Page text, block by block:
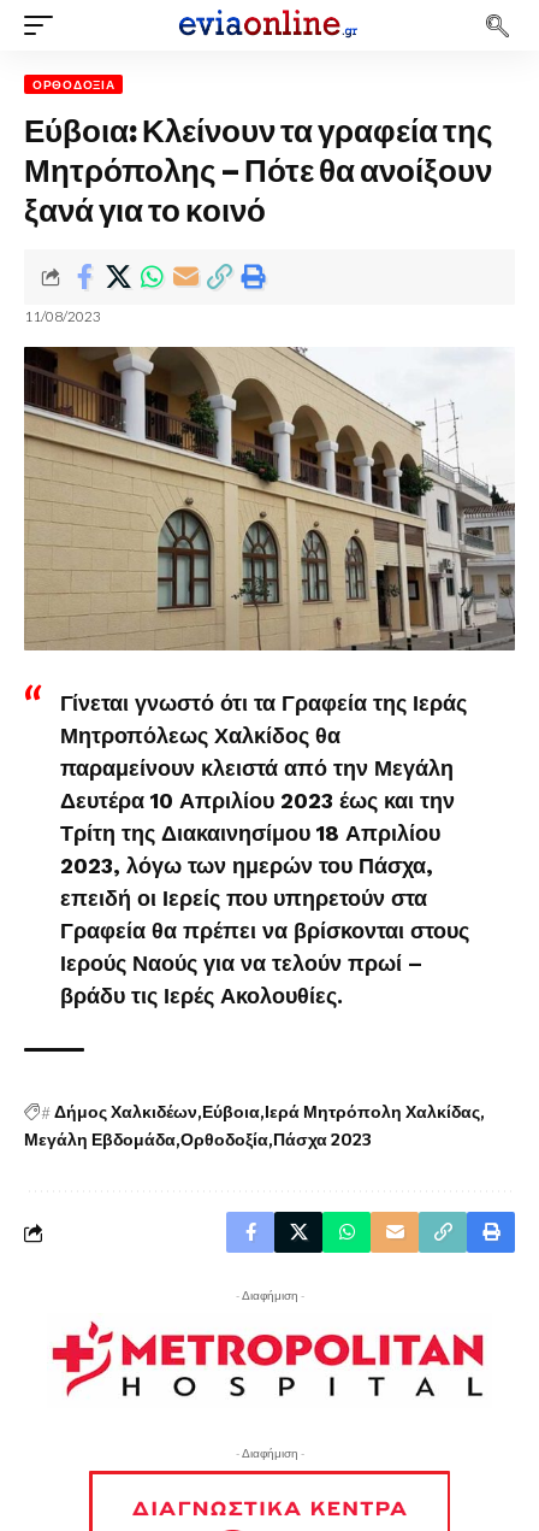
ΟΡΘΟΔΟΞΊΑ
Εύβοια: Κλείνουν τα γραφεία της
Μητρόπολης – Πότε θα ανοίξουν
ξανά για το κοινό
11/08/2023
Γίνεται γνωστό ότι τα Γραφεία της Ιεράς
Μητροπόλεως Χαλκίδος θα
παραμείνουν κλειστά από την Μεγάλη
Δευτέρα 10 Απριλίου 2023 έως και την
Τρίτη της Διακαινησίμου 18 Απριλίου
2023, λόγω των ημερών του Πάσχα,
επειδή οι Ιερείς που υπηρετούν στα
Γραφεία θα πρέπει να βρίσκονται στους
Ιερούς Ναούς για να τελούν πρωί –
βράδυ τις Ιερές Ακολουθίες.
#Δήμος Χαλκιδέων Εύβοια Ιερά Μητρόπολη Χαλκίδας
Μεγάλη Εβδομάδα Ορθοδοξία Πάσχα 2023
- Διαφήμιση -
- Διαφήμιση -